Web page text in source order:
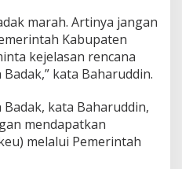
marah. Artinya jangan
Kabupaten
kejelasan rencana
kata Baharuddin.
kata Baharuddin,
mendapatkan
melalui Pemerintah